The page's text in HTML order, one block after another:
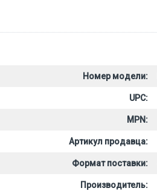
Номер модели:
UPC:
MPN:
Артикул продавца:
Формат поставки:
Производитель: